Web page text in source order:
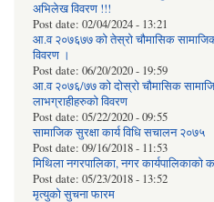
अभिलेख विवरण !!!
Post date: 02/04/2024 - 13:21
आ.व २०७६७७ को तेस्रो चौमासिक सामाजिक
विवरण ।
Post date: 06/20/2020 - 19:59
आ.व २०७६/७७ को दोस्रो चौमासिक सामाजिक
लाभग्राहीहरुको विवरण
Post date: 05/22/2020 - 09:55
सामाजिक सुरक्षा कार्य विधि स‌चालन २०७५
Post date: 09/16/2018 - 11:53
मिथिला नगरपालिका, नगर कार्यपालिकाको
Post date: 05/23/2018 - 13:52
मृत्युको सुचना फारम